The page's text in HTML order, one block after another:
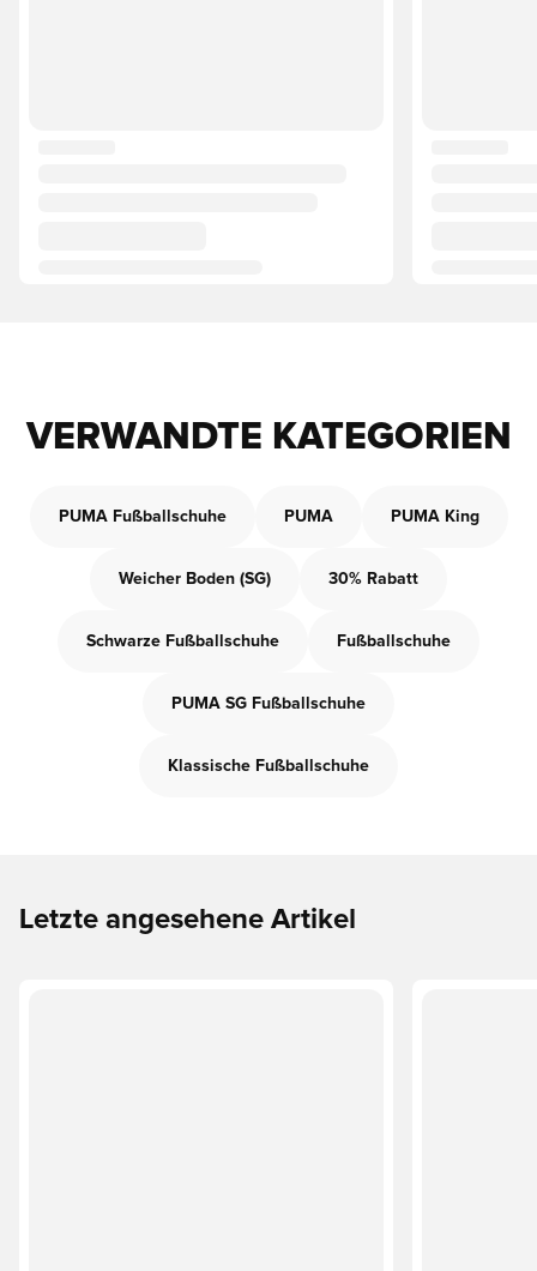
VERWANDTE KATEGORIEN
PUMA Fußballschuhe PUMA PUMA King
Weicher Boden (SG) 30% Rabatt
Schwarze Fußballschuhe Fußballschuhe
PUMA SG Fußballschuhe
Klassische Fußballschuhe
Letzte angesehene Artikel